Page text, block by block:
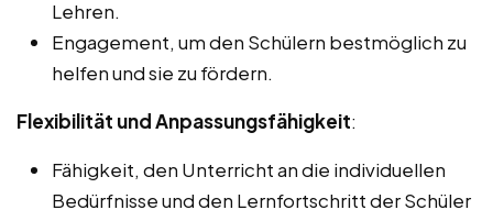
Lehren.
Engagement, um den Schülern bestmöglich zu
helfen und sie zu fördern.
Flexibilität und Anpassungsfähigkeit:
Fähigkeit, den Unterricht an die individuellen
Bedürfnisse und den Lernfortschritt der Schüler